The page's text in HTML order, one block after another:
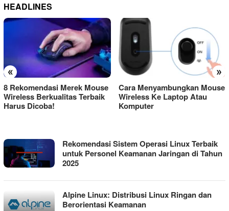
HEADLINES
« »
8 Rekomendasi Merek Mouse
Wireless Berkualitas Terbaik
Harus Dicoba!
Cara Menyambungkan Mouse
Wireless Ke Laptop Atau
Komputer
LABKOM99
Rekomendasi Sistem Operasi Linux Terbaik
untuk Personel Keamanan Jaringan di Tahun
2025
Alpine Linux: Distribusi Linux Ringan dan
Berorientasi Keamanan